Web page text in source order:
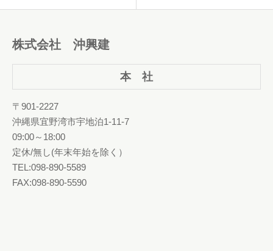
株式会社 沖興建
本 社
〒901-2227
沖縄県宜野湾市宇地泊1-11-7
09:00～18:00
定休/無し(年末年始を除く）
TEL:098-890-5589
FAX:098-890-5590